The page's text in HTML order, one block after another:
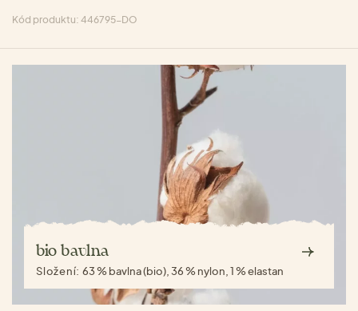
Kód produktu: 446795-DO
bio bavlna
Složení:63 % bavlna (bio), 36 % nylon, 1 % elastan